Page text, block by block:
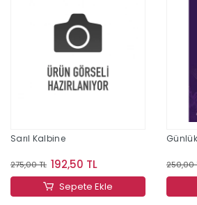
Sarıl Kalbine
275,00 TL 192,50 TL
Sepete Ekle
250,00